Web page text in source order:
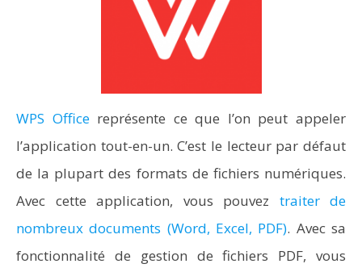
WPS Officereprésente ce que l’on peut appeler
l’application tout-en-un. C’est le lecteur par défaut
de la plupart des formats de fichiers numériques.
Avec cette application, vous pouvez traiter de
nombreux documents (Word, Excel, PDF). Avec sa
fonctionnalité de gestion de fichiers PDF, vous